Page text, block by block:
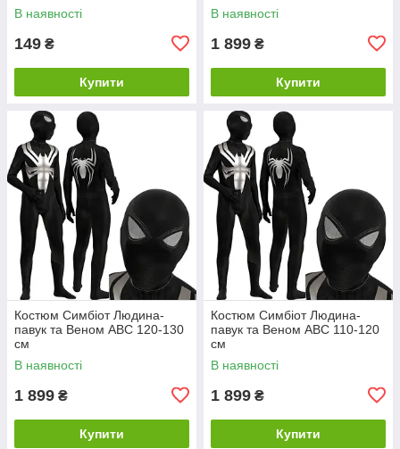
В наявності
149 ₴
Купити
В наявності
1 899 ₴
Купити
Костюм Симбіот Людина-
павук та Веном ABC 120-130
см
В наявності
1 899 ₴
Купити
Костюм Симбіот Людина-
павук та Веном ABC 110-120
см
В наявності
1 899 ₴
Купити